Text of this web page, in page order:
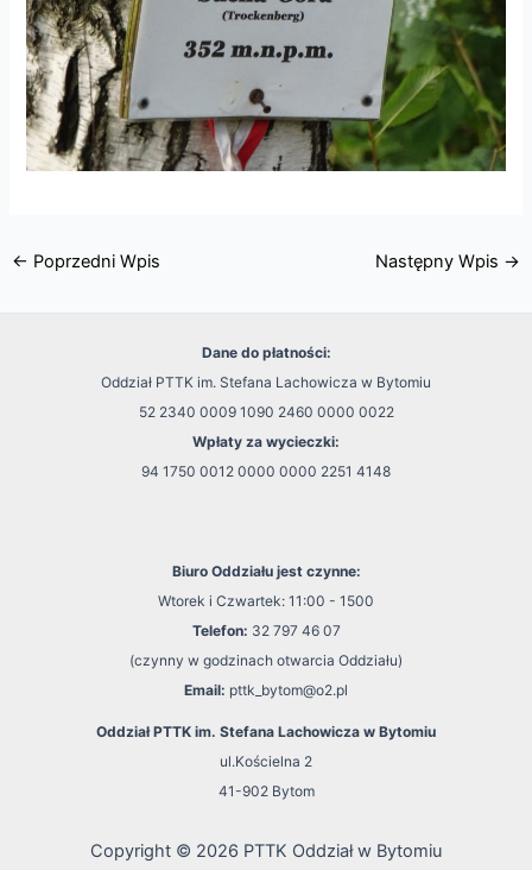
← Poprzedni Wpis Następny Wpis →
Dane do płatności:
Oddział PTTK im. Stefana Lachowicza w Bytomiu
52 2340 0009 1090 2460 0000 0022
Wpłaty za wycieczki:
94 1750 0012 0000 0000 2251 4148
Biuro Oddziału jest czynne:
Wtorek i Czwartek: 11:00 - 1500
Telefon: 32 797 46 07
(czynny w godzinach otwarcia Oddziału)
Email: pttk_bytom@o2.pl
Oddział PTTK im. Stefana Lachowicza w Bytomiu
ul.Kościelna 2
41-902 Bytom
Copyright © 2026 PTTK Oddział w Bytomiu